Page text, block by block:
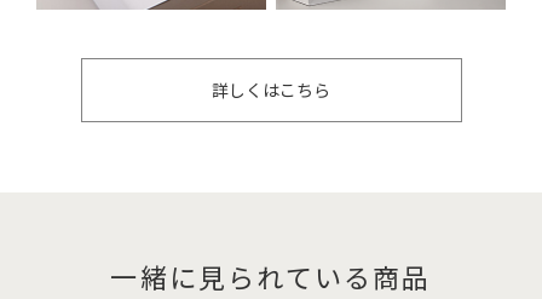
詳しくはこちら
一緒に見られている商品